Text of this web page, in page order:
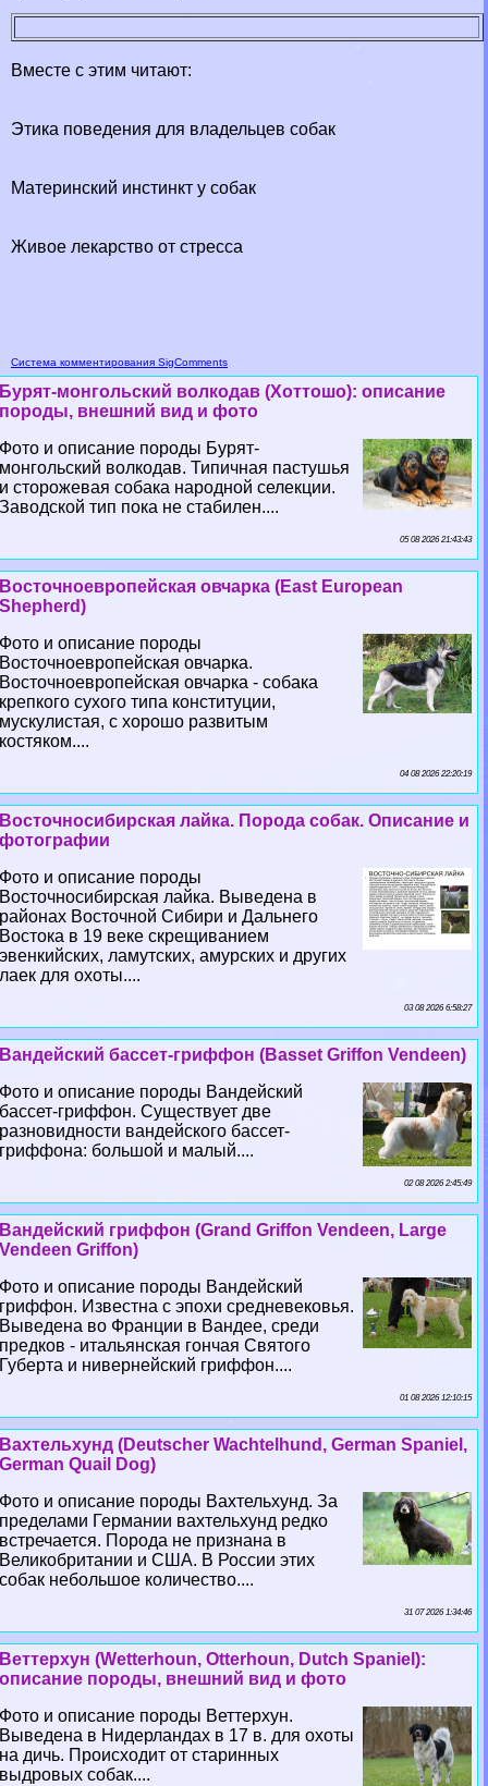
Вместе с этим читают:
Этика поведения для владельцев собак
Материнский инстинкт у собак
Живое лекарство от стресса
Система комментирования SigComments
Бурят-монгольский волкодав (Хоттошо): описание
породы, внешний вид и фото
Фото и описание породы Бурят-
монгольский волкодав. Типичная пастушья
и сторожевая собака народной селекции.
Заводской тип пока не стабилен....
05 08 2026 21:43:43
Восточноевропейская овчарка (East European
Shepherd)
Фото и описание породы
Восточноевропейская овчарка.
Восточноевропейская овчарка - собака
крепкого сухого типа конституции,
мускулистая, с хорошо развитым
костяком....
04 08 2026 22:20:19
Восточносибирская лайка. Порода собак. Описание и
фотографии
Фото и описание породы
Восточносибирская лайка. Выведена в
районах Восточной Сибири и Дальнего
Востока в 19 веке скрещиванием
эвенкийских, ламутских, амурских и других
лаек для охоты....
03 08 2026 6:58:27
Вандейский бассет-гриффон (Basset Griffon Vendeen)
Фото и описание породы Вандейский
бассет-гриффон. Существует две
разновидности вандейского бассет-
гриффона: большой и малый....
02 08 2026 2:45:49
Вандейский гриффон (Grand Griffon Vendeen, Large
Vendeen Griffon)
Фото и описание породы Вандейский
гриффон. Известна с эпохи средневековья.
Выведена во Франции в Вандее, среди
предков - итальянская гончая Святого
Губерта и нивернейский гриффон....
01 08 2026 12:10:15
Вахтельхунд (Deutscher Wachtelhund, German Spaniel,
German Quail Dog)
Фото и описание породы Вахтельхунд. За
пределами Германии вахтельхунд редко
встречается. Порода не признана в
Великобритании и США. В России этих
собак небольшое количество....
31 07 2026 1:34:46
Веттерхун (Wetterhoun, Otterhoun, Dutch Spaniel):
описание породы, внешний вид и фото
Фото и описание породы Веттерхун.
Выведена в Нидерландах в 17 в. для охоты
на дичь. Происходит от старинных
выдровых собак....